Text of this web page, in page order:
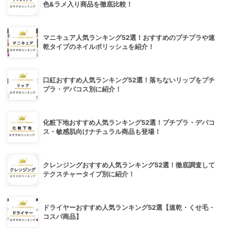
色&ラメ入り商品を徹底比較！
マニキュア人気ランキング52選！おすすめのプチプラや速
乾タイプのネイルポリッシュを紹介！
口紅おすすめ人気ランキング52選！落ちないリップをプチ
プラ・デパコス別に紹介！
化粧下地おすすめ人気ランキング52選！プチプラ・デパコ
ス・敏感肌向けナチュラル商品も登場！
クレンジングおすすめ人気ランキング52選！徹底調査して
テクスチャータイプ別に紹介！
ドライヤーおすすめ人気ランキング52選【速乾・くせ毛・
コスパ商品】